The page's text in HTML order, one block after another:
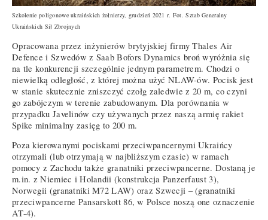
Szkolenie poligonowe ukraińskich żołnierzy, grudzień 2021 r. Fot. Sztab Generalny
Ukraińskich Sił Zbrojnych
Opracowana przez inżynierów brytyjskiej firmy Thales Air
Defence i Szwedów z Saab Bofors Dynamics broń wyróżnia się
na tle konkurencji szczególnie jednym parametrem. Chodzi o
niewielką odległość, z której można użyć NLAW-ów. Pocisk jest
w stanie skutecznie zniszczyć czołg zaledwie z 20 m, co czyni
go zabójczym w terenie zabudowanym. Dla porównania w
przypadku Javelinów czy używanych przez naszą armię rakiet
Spike minimalny zasięg to 200 m.
Poza kierowanymi pociskami przeciwpancernymi Ukraińcy
otrzymali (lub otrzymają w najbliższym czasie) w ramach
pomocy z Zachodu także granatniki przeciwpancerne. Dostaną je
m.in. z Niemiec i Holandii (konstrukcja Panzerfaust 3),
Norwegii (granatniki M72 LAW) oraz Szwecji – (granatniki
przeciwpancerne Pansarskott 86, w Polsce noszą one oznaczenie
AT-4).